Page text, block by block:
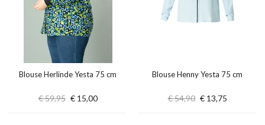
Blouse Herlinde Yesta 75 cm
€ 59,95 € 15,00
Blouse Henny Yesta 75 cm
€ 54,90 € 13,75